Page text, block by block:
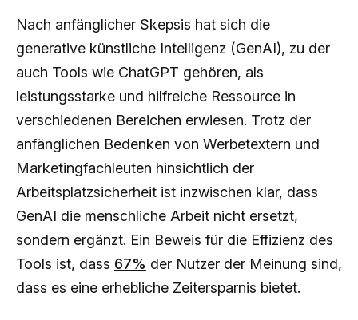
Nach anfänglicher Skepsis hat sich die
generative künstliche Intelligenz (GenAI), zu der
auch Tools wie ChatGPT gehören, als
leistungsstarke und hilfreiche Ressource in
verschiedenen Bereichen erwiesen. Trotz der
anfänglichen Bedenken von Werbetextern und
Marketingfachleuten hinsichtlich der
Arbeitsplatzsicherheit ist inzwischen klar, dass
GenAI die menschliche Arbeit nicht ersetzt,
sondern ergänzt. Ein Beweis für die Effizienz des
Tools ist, dass 67% der Nutzer der Meinung sind,
dass es eine erhebliche Zeitersparnis bietet.